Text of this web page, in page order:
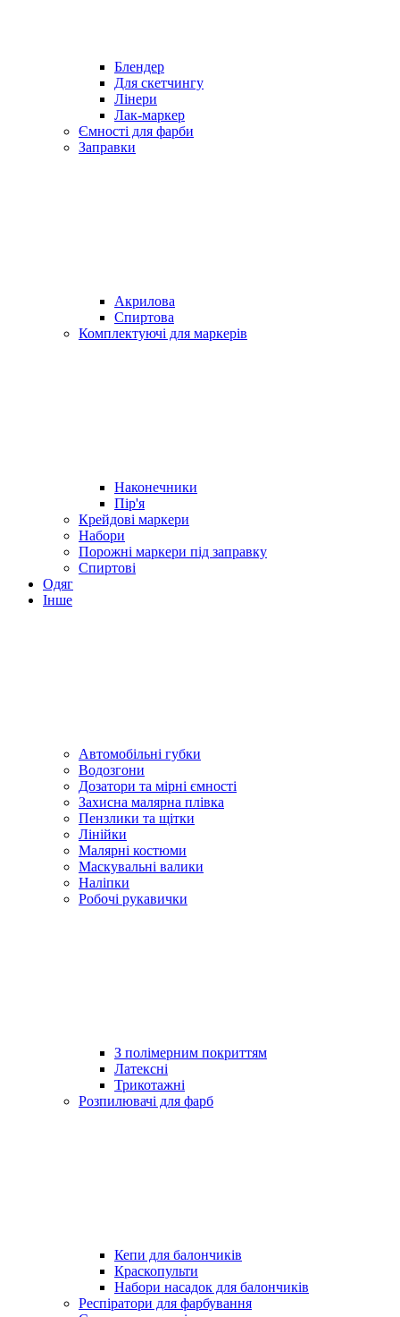
Блендер
Для скетчингу
Лінери
Лак-маркер
Ємності для фарби
Заправки
Акрилова
Спиртова
Комплектуючі для маркерів
Наконечники
Пір'я
Крейдові маркери
Набори
Порожні маркери під заправку
Спиртові
Одяг
Інше
Автомобільні губки
Водозгони
Дозатори та мірні ємності
Захисна малярна плівка
Пензлики та щітки
Лінійки
Малярні костюми
Маскувальні валики
Наліпки
Робочі рукавички
З полімерним покриттям
Латексні
Трикотажні
Розпилювачі для фарб
Кепи для балончиків
Краскопульти
Набори насадок для балончиків
Респіратори для фарбування